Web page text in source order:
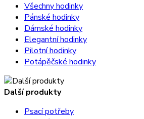
Všechny hodinky
Pánské hodinky
Dámské hodinky
Elegantní hodinky
Pilotní hodinky
Potápěčské hodinky
Další produkty
Psací potřeby